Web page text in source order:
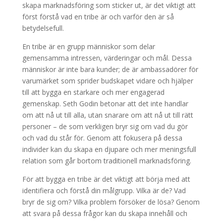
skapa marknadsföring som sticker ut, är det viktigt att
först förstå vad en tribe är och varför den är så
betydelsefull.
En tribe är en grupp människor som delar
gemensamma intressen, värderingar och mål. Dessa
människor är inte bara kunder; de är ambassadörer för
varumärket som sprider budskapet vidare och hjälper
till att bygga en starkare och mer engagerad
gemenskap. Seth Godin betonar att det inte handlar
om att nå ut till alla, utan snarare om att nå ut till rätt
personer – de som verkligen bryr sig om vad du gör
och vad du står för. Genom att fokusera på dessa
individer kan du skapa en djupare och mer meningsfull
relation som går bortom traditionell marknadsföring.
För att bygga en tribe är det viktigt att börja med att
identifiera och förstå din målgrupp. Vilka är de? Vad
bryr de sig om? Vilka problem försöker de lösa? Genom
att svara på dessa frågor kan du skapa innehåll och